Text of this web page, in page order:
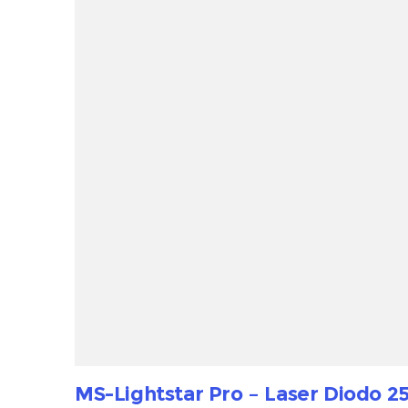
MS-Lightstar Pro – Laser Diodo